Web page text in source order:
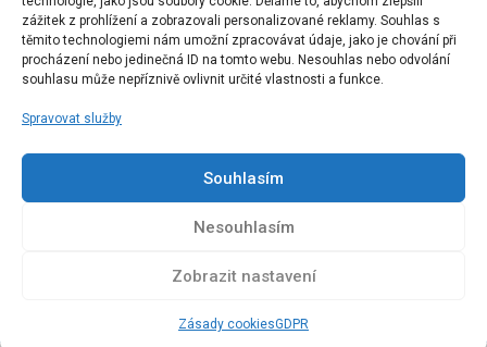
zážitek z prohlížení a zobrazovali personalizované reklamy. Souhlas s
těmito technologiemi nám umožní zpracovávat údaje, jako je chování při
procházení nebo jedinečná ID na tomto webu. Nesouhlas nebo odvolání
souhlasu může nepříznivě ovlivnit určité vlastnosti a funkce.
Spravovat služby
Souhlasím
Nesouhlasím
Zobrazit nastavení
Zásady cookiesGDPR